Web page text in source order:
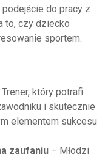
do pracy z
to, czy dziecko
sportem.
który potrafi
i skutecznie
elementem sukcesu
zaufaniu – Młodzi